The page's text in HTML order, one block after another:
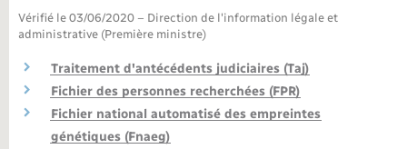
Tourisme
Nouvel habitant
Nouvelle activité
Vérifié le 03/06/2020 – Direction de l'information légale et
administrative (Première ministre)
Traitement d'antécédents judiciaires (Taj)
Fichier des personnes recherchées (FPR)
Fichier national automatisé des empreintes
génétiques (Fnaeg)